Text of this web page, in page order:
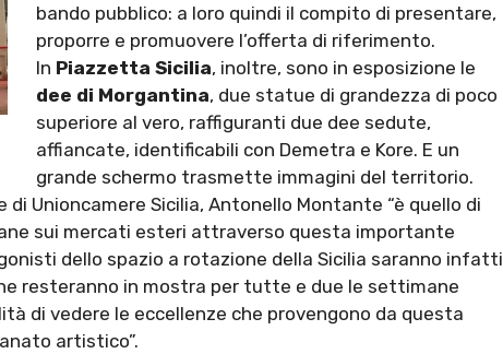
bando pubblico: a loro quindi il compito di presentare,
proporre e promuovere l’offerta di riferimento.
In Piazzetta Sicilia, inoltre, sono in esposizione le
dee di Morgantina, due statue di grandezza di poco
superiore al vero, raffiguranti due dee sedute,
affiancate, identificabili con Demetra e Kore. E un
grande schermo trasmette immagini del territorio.
di Unioncamere Sicilia, Antonello Montante “è quello di
sui mercati esteri attraverso questa importante
dello spazio a rotazione della Sicilia saranno infatti
resteranno in mostra per tutte e due le settimane
di vedere le eccellenze che provengono da questa
artistico”.